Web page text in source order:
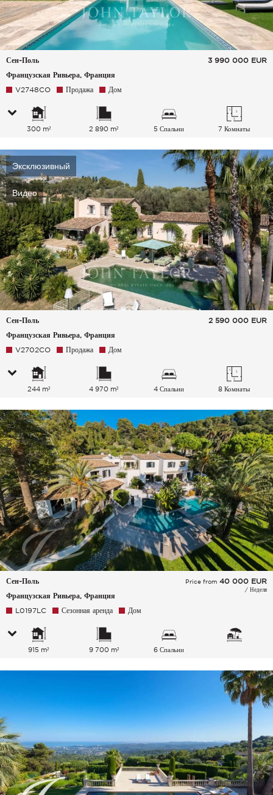
Сен-Поль
Французская Ривьера, Франция
3 990 000 EUR
V2748CO Продажа Дом
300 m² 2 890 m² 5 Спальни 7 Комнаты
Эксклюзивный
Видео
Сен-Поль
Французская Ривьера, Франция
2 590 000 EUR
V2702CO Продажа Дом
244 m² 4 970 m² 4 Спальни 8 Комнаты
Сен-Поль
Французская Ривьера, Франция
Price from 40 000 EUR
/ Неделя
L0197LC Сезонная аренда Дом
915 m² 9 700 m² 6 Спальни